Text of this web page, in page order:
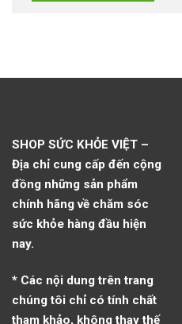
SHOP SỨC KHỎE VIỆT –
Địa chỉ cung cấp đến cộng
đồng những sản phẩm
chính hãng về chăm sóc
sức khỏe hàng đầu hiện
nay.
* Các nội dung trên trang
chúng tôi chỉ có tính chất
tham khảo, không thay thế